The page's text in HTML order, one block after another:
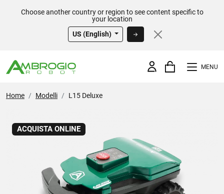
Choose another country or region to see content specific to
your location
US (English)
MENU
Home Modelli L15 Deluxe
ACQUISTA ONLINE